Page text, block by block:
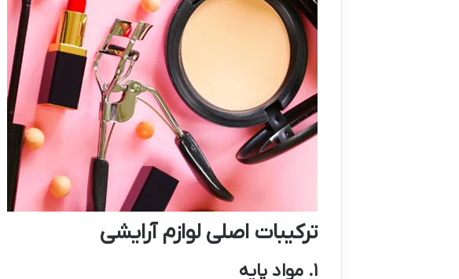
ترکیبات اصلی لوازم آرایشی
۱. مواد پایه